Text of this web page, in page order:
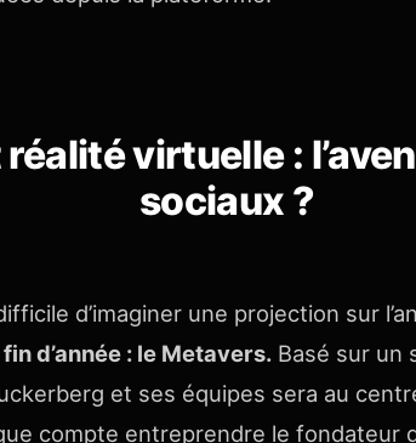
virtuelle :
sociaux ?
d’imaginer une projection sur
d’année : le Metavers. Basé sur un
et ses équipes sera au
compte entreprendre le fondateur